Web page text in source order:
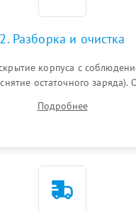
2. Разборка и очистка
корпуса с
остаточного заряда).
перегрева и
Подробнее